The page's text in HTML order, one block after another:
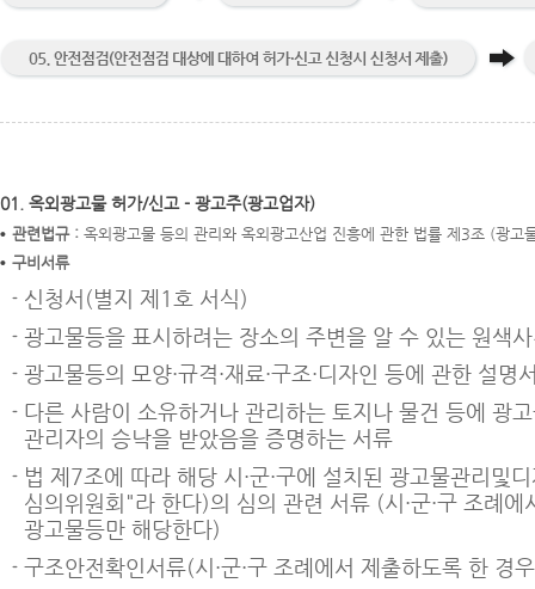
01. 옥외광고물 허가/신고 - 광고주(광고업자)
관련법규 : 옥외광고물 등의 관리와 옥외광고산업 진흥에 관한 법률 제3조 (광고
구비서류
신청서(별지 제1호 서식)
광고물등을 표시하려는 장소의 주변을 알 수 있는 원색
광고물등의 모양·규격·재료·구조·디자인 등에 관한 설명
다른 사람이 소유하거나 관리하는 토지나 물건 등에 광
관리자의 승낙을 받았음을 증명하는 서류
법 제7조에 따라 해당 시·군·구에 설치된 광고물관리및
심의위원회"라 한다)의 심의 관련 서류 (시·군·구 조례
광고물등만 해당한다)
구조안전확인서류(시·군·구 조례에서 제출하도록 한 경